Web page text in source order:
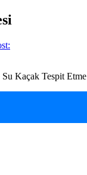
Kaçak Tespit Etme